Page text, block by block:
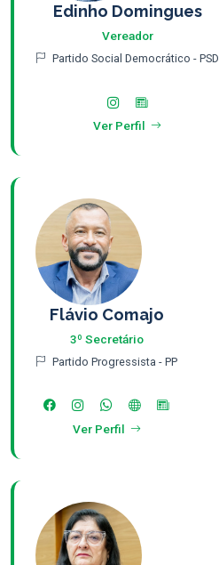
Edinho Domingues
Vereador
Partido Social Democrático - PSD
Ver Perfil
Flávio Comajo
3º Secretário
Partido Progressista - PP
Ver Perfil